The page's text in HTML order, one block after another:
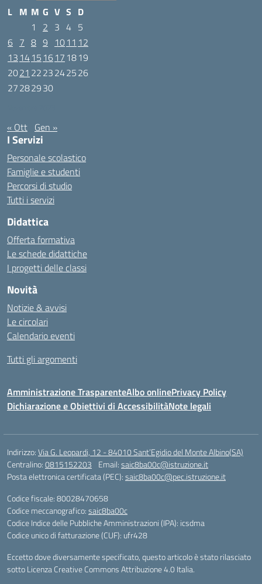
L M M G V S D
1
2 3 4 5
6 7 8 9 1011 12
13 1415 1617 1819
2021 2223242526
27282930
« Ott Gen »
I Servizi
Personale scolastico
Famiglie e studenti
Percorsi di studio
Tutti i servizi
Didattica
Offerta formativa
Le schede didattiche
I progetti delle classi
Novità
Notizie & avvisi
Le circolari
Calendario eventi
Tutti gli argomenti
Amministrazione TrasparenteAlbo onlinePrivacy Policy
Dichiarazione e Obiettivi di AccessibilitàNote legali
Indirizzo:Via G. Leopardi, 12 - 84010 Sant’Egidio del Monte Albino(SA)
Centralino:0815152203 Email:saic8ba00c@istruzione.it
Posta elettronica certificata (PEC):saic8ba00c@pec.istruzione.it
Codice fiscale: 80028470658
Codice meccanografico:saic8ba00c
Codice Indice delle Pubbliche Amministrazioni (IPA): icsdma
Codice unico di fatturazione (CUF): ufr428
Eccetto dove diversamente specificato, questo articolo è stato rilasciato
sotto Licenza Creative Commons Attribuzione 4.0 Italia.